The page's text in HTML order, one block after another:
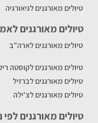
טיולים מאורגנים לגיאורגיה
טיולים מאורגנים
טיולים מאורגנים לארה"ב
טיולים מאורגנים לקוסטה
טיולים מאורגנים לברזיל
טיולים מאורגנים לצ'ילה
טיולים מאורגנים